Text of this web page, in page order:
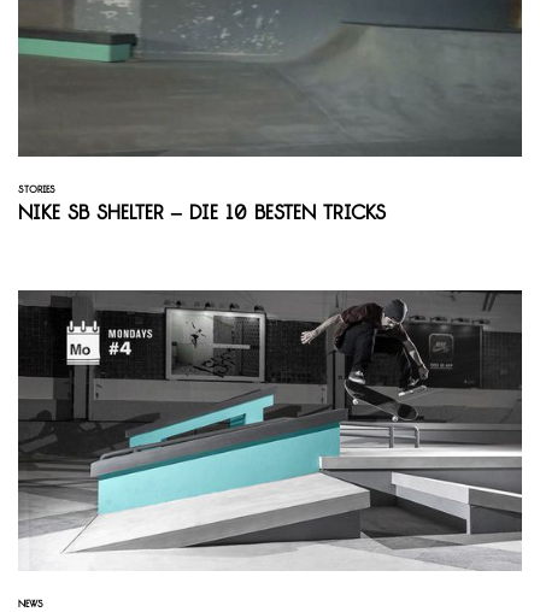
STORIES
Nike Sb Shelter – Die 10 besten Tricks
NEWS